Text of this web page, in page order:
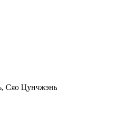
Сяо Цунчжэнь